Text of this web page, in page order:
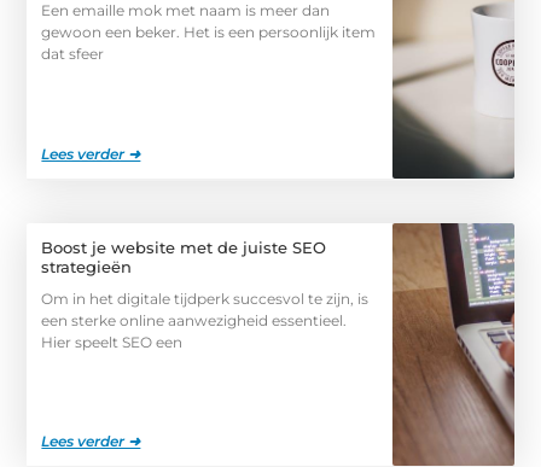
Een emaille mok met naam is meer dan
gewoon een beker. Het is een persoonlijk item
dat sfeer
Lees verder ➜
Boost je website met de juiste SEO
strategieën
Om in het digitale tijdperk succesvol te zijn, is
een sterke online aanwezigheid essentieel.
Hier speelt SEO een
Lees verder ➜